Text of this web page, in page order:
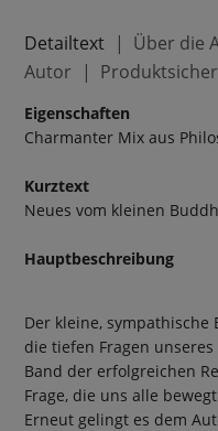
Detailtext
Über die
Autor
Eigenschaften
Charmanter Mix aus
Kurztext
Neues vom kleinen
Hauptbeschreibung
Der kleine,
die tiefen Fragen
Band der erfolgreichen
Frage, die uns alle
Erneut gelingt es dem